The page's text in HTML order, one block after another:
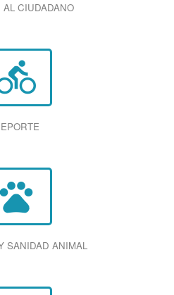
AL CIUDADANO
pets
SANIDAD ANIMAL